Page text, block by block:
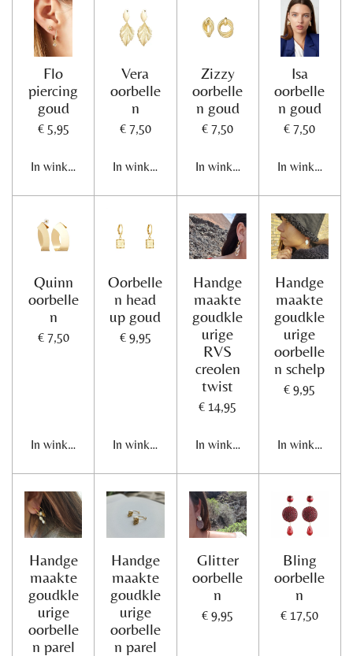
Flo
piercing
goud
€ 5,95
In winkelwagen
Vera
oorbelle
n
€ 7,50
In winkelwagen
Zizzy
oorbelle
n goud
€ 7,50
In winkelwagen
Isa
oorbelle
n goud
€ 7,50
In
Quinn
oorbelle
n
€ 7,50
In winkelwagen
Oorbelle
n head
up goud
€ 9,95
In winkelwagen
Handge
maakte
goudkle
urige
RVS
creolen
twist
€ 14,95
In winkelwagen
Handge
maakte
goudkle
urige
oorbelle
n schelp
€ 9,95
In
Handge
maakte
goudkle
urige
oorbelle
n parel
Handge
maakte
goudkle
urige
oorbelle
n parel
Glitter
oorbelle
n
€ 9,95
Bling
oorbelle
n
€ 17,50